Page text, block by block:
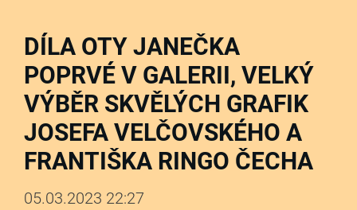
DÍLA OTY JANEČKA
POPRVÉ V GALERII, VELKÝ
VÝBĚR SKVĚLÝCH GRAFIK
JOSEFA VELČOVSKÉHO A
FRANTIŠKA RINGO ČECHA
05.03.2023 22:27